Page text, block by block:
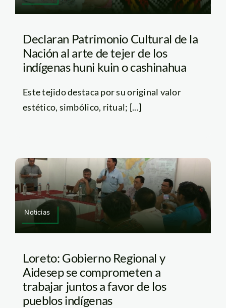
Declaran Patrimonio Cultural de la
Nación al arte de tejer de los
indígenas huni kuin o cashinahua
Este tejido destaca por su original valor
estético, simbólico, ritual; [...]
Noticias
Loreto: Gobierno Regional y
Aidesep se comprometen a
trabajar juntos a favor de los
pueblos indígenas